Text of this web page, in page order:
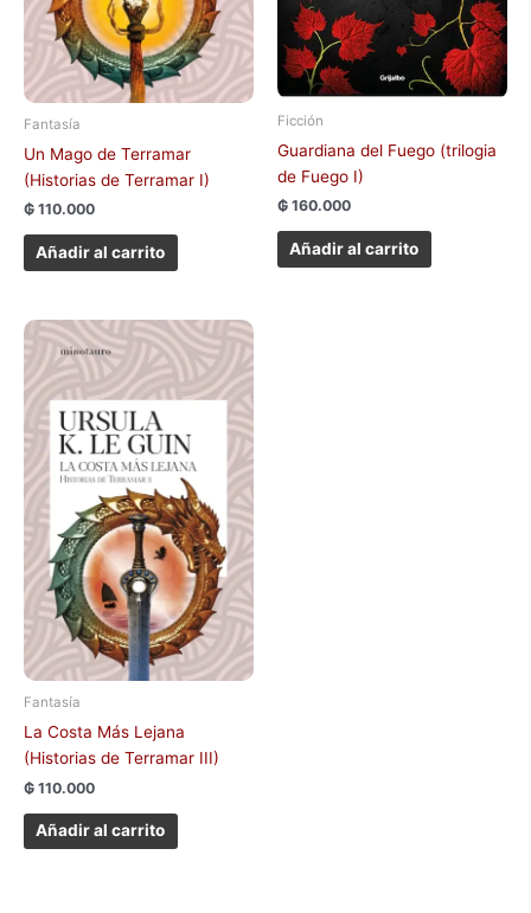
Fantasía
Un Mago de Terramar
(Historias de Terramar I)
₲ 110.000
Añadir al carrito
Ficción
Guardiana del Fuego (trilogia
de Fuego I)
₲ 160.000
Añadir al carrito
Fantasía
La Costa Más Lejana
(Historias de Terramar III)
₲ 110.000
Añadir al carrito